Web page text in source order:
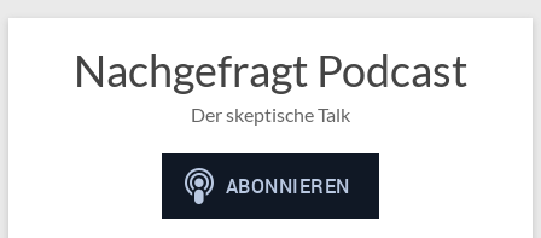
Nachgefragt Podcast
Der skeptische Talk